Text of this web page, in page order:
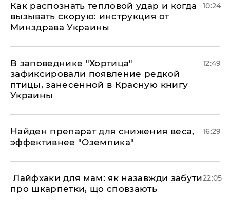
Как распознать тепловой удар и когда
вызывать скорую: инструкция от
Минздрава Украины
10:24
В заповеднике "Хортица"
зафиксировали появление редкой
птицы, занесенной в Красную книгу
Украины
12:49
Найден препарат для снижения веса,
эффективнее "Оземпика"
16:29
​ Лайфхаки для мам: як назавжди забути
про шкарпетки, що сповзають
22:05